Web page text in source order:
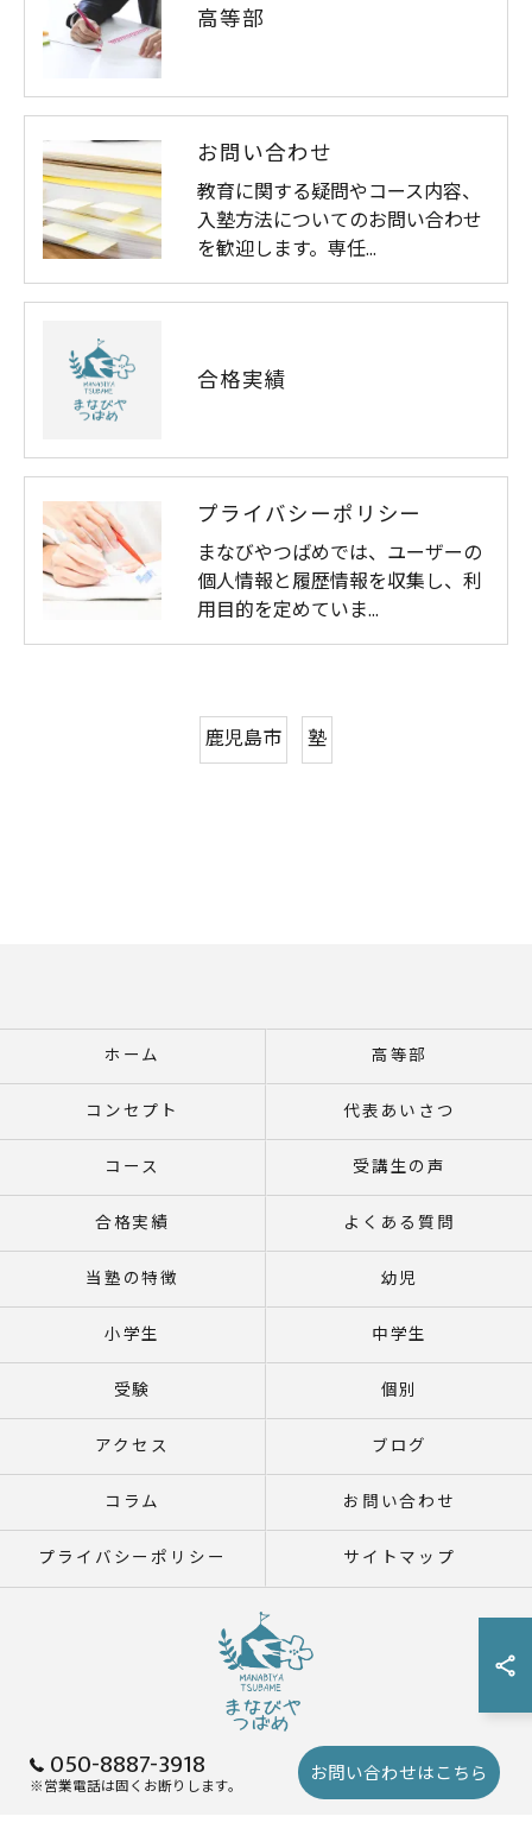
高等部
お問い合わせ
教育に関する疑問やコース内容、
入塾方法についてのお問い合わせ
を歓迎します。専任…
合格実績
プライバシーポリシー
まなびやつばめでは、ユーザーの
個人情報と履歴情報を収集し、利
用目的を定めていま…
鹿児島市 塾
050-8887-3918
※営業電話は固くお断りします。 お問い合わせはこちら
ホーム 高等部
コンセプト 代表あいさつ
コース 受講生の声
合格実績 よくある質問
当塾の特徴 幼児
小学生 中学生
受験 個別
アクセス ブログ
コラム お問い合わせ
プライバシーポリシー サイトマップ
© 2026 鹿児島県鹿児島市の塾ならまなびや つばめ ALL RIGHTS RESERVED.